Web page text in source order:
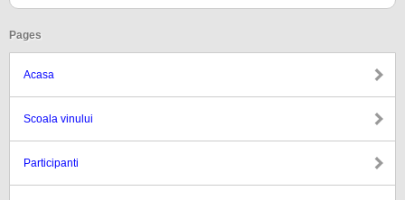
Pages
Acasa
Scoala vinului
Participanti